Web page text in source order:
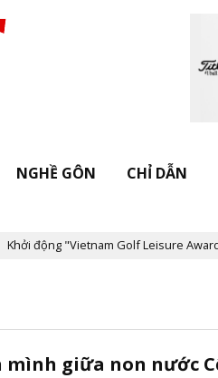
NGHỀ GÔN CHỈ DẪN
động "Vietnam Golf Leisure Awards
mình giữa non nước